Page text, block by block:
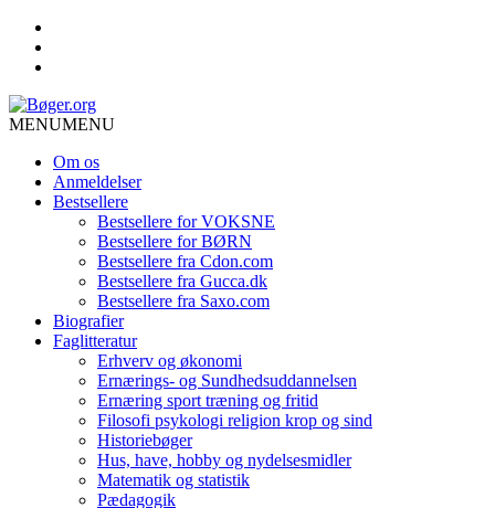
MENUMENU
Om os
Anmeldelser
Bestsellere
Bestsellere for VOKSNE
Bestsellere for BØRN
Bestsellere fra Cdon.com
Bestsellere fra Gucca.dk
Bestsellere fra Saxo.com
Biografier
Faglitteratur
Erhverv og økonomi
Ernærings- og Sundhedsuddannelsen
Ernæring sport træning og fritid
Filosofi psykologi religion krop og sind
Historiebøger
Hus, have, hobby og nydelsesmidler
Matematik og statistik
Pædagogik